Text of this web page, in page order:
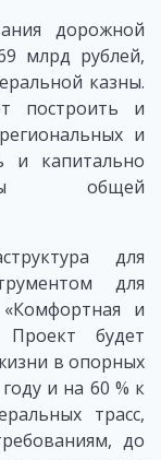
дорожной
млрд рублей,
казны.
построить и
и
и капитально
общей
для
для
и
будет
в опорных
и на 60 % к
трасс,
до